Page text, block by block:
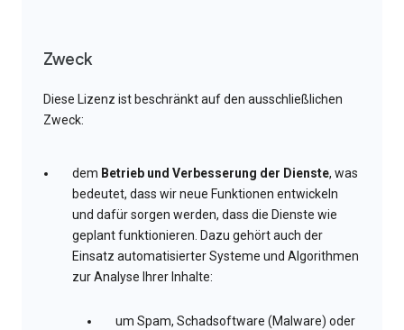
Zweck
Diese Lizenz ist beschränkt auf den ausschließlichen
Zweck:
dem Betrieb und Verbesserung der Dienste, was
bedeutet, dass wir neue Funktionen entwickeln
und dafür sorgen werden, dass die Dienste wie
geplant funktionieren. Dazu gehört auch der
Einsatz automatisierter Systeme und Algorithmen
zur Analyse Ihrer Inhalte:
um Spam, Schadsoftware (Malware) oder